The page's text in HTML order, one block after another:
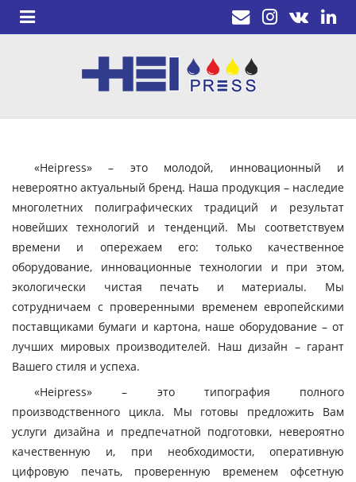
«Heipress» – это молодой, инновационный и
невероятно актуальный бренд. Наша продукция – наследие
многолетних полиграфических традиций и результат
новейших технологий и тенденций. Мы соответствуем
времени и опережаем его: только качественное
оборудование, инновационные технологии и при этом,
экологически чистая печать и материалы. Мы
сотрудничаем с проверенными временем европейскими
поставщиками бумаги и картона, наше оборудование – от
лучших мировых производителей. Наш дизайн – гарант
Вашего стиля и успеха.
«Heipress» – это типография полного
производственного цикла. Мы готовы предложить Вам
услуги дизайна и предпечатной подготовки, невероятно
качественную и, при необходимости, оперативную
цифровую печать, проверенную временем офсетную